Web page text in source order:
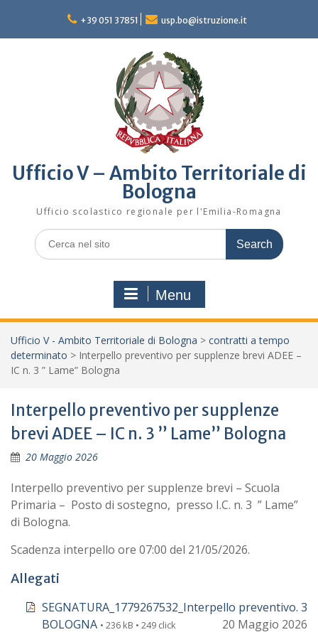
content
+39 051 37851 usp.bo@istruzione.it
Ufficio V – Ambito Territoriale di
Bologna
Ufficio scolastico regionale per l'Emilia-Romagna
Search
for:
Menu
Ufficio V - Ambito Territoriale di Bologna > contratti a tempo
determinato > Interpello preventivo per supplenze brevi ADEE –
IC n. 3 ” Lame” Bologna
Interpello preventivo per supplenze
brevi ADEE – IC n. 3 ” Lame” Bologna
20 Maggio 2026
Interpello preventivo per supplenze brevi – Scuola
Primaria – Posto di sostegno, presso I.C. n. 3 ” Lame”
di Bologna.
Scadenza interpello ore 07:00 del 21/05/2026.
Allegati
SEGNATURA_1779267532_Interpello preventivo. 3
BOLOGNA • 236 kB • 249 click 20 Maggio 2026